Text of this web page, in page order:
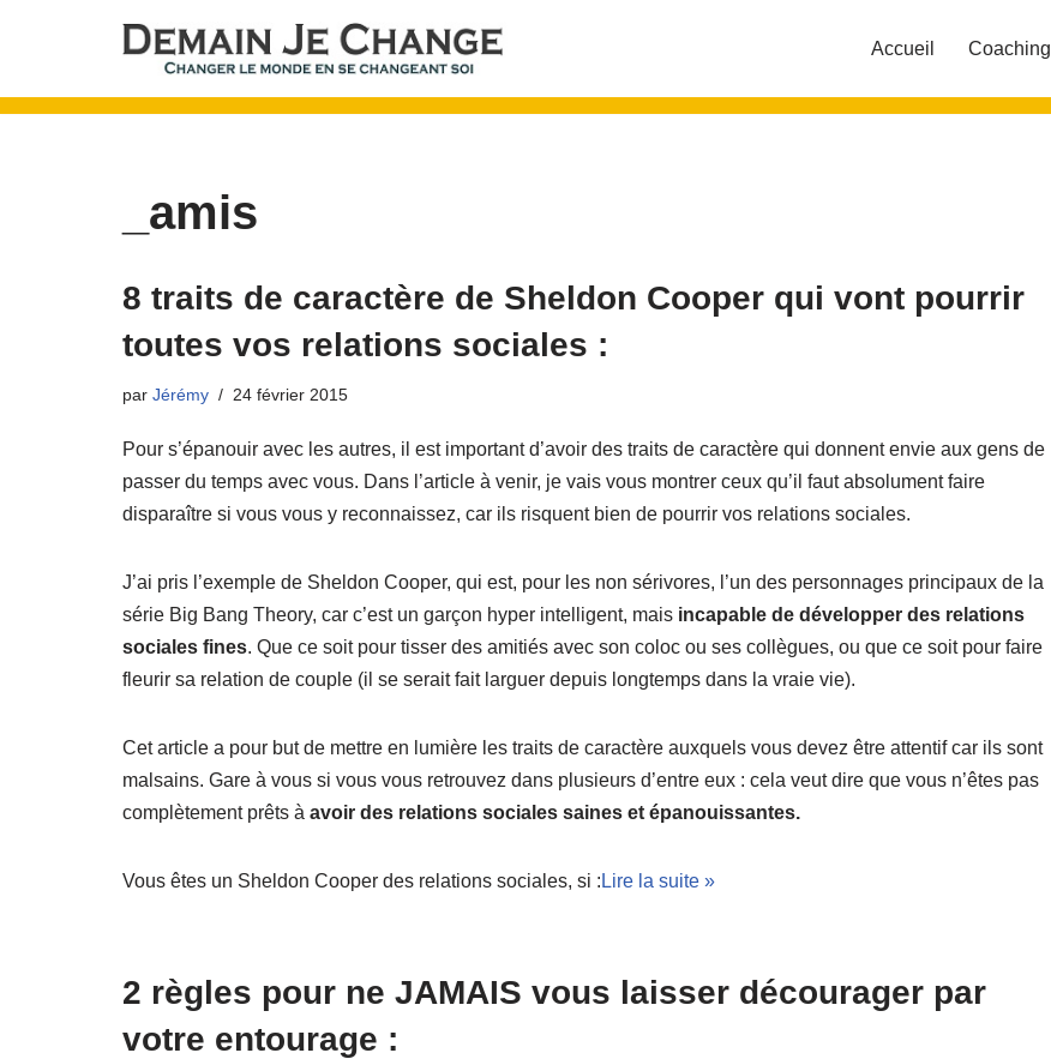
au
Accueil Coaching
_amis
8 traits de caractère de Sheldon Cooper qui vont pourrir
toutes vos relations sociales :
par Jérémy 24 février 2015
Pour s’épanouir avec les autres, il est important d’avoir des traits de caractère qui donnent envie aux gens de
passer du temps avec vous. Dans l’article à venir, je vais vous montrer ceux qu’il faut absolument faire
disparaître si vous vous y reconnaissez, car ils risquent bien de pourrir vos relations sociales.
J’ai pris l’exemple de Sheldon Cooper, qui est, pour les non sérivores, l’un des personnages principaux de la
série Big Bang Theory, car c’est un garçon hyper intelligent, mais incapable de développer des relations
sociales fines. Que ce soit pour tisser des amitiés avec son coloc ou ses collègues, ou que ce soit pour faire
fleurir sa relation de couple (il se serait fait larguer depuis longtemps dans la vraie vie).
Cet article a pour but de mettre en lumière les traits de caractère auxquels vous devez être attentif car ils sont
malsains. Gare à vous si vous vous retrouvez dans plusieurs d’entre eux : cela veut dire que vous n’êtes pas
complètement prêts à avoir des relations sociales saines et épanouissantes.
Vous êtes un Sheldon Cooper des relations sociales, si : Lire la suite »
2 règles pour ne JAMAIS vous laisser décourager par
votre entourage :